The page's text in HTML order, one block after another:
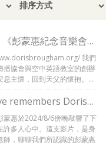
彭蒙惠紀念音樂會
Concert》|我們
播協會與空中英語教室的創辦
主懷，回到天父的懷抱。彭
信仰力量，問候每一個人：
」這句話中蘊含著她對信仰的
remembers Doris
識的彭蒙惠
蒙惠於2024/8/6傍晚敲響了下
多人心中。這支影片，是身
師，聊聊我們所認識的彭蒙惠